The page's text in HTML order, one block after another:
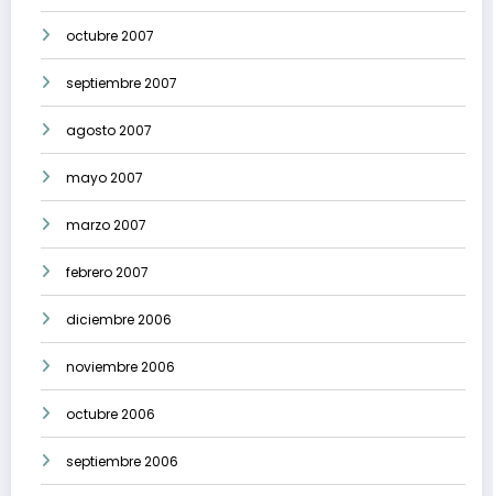
octubre 2007
septiembre 2007
agosto 2007
mayo 2007
marzo 2007
febrero 2007
diciembre 2006
noviembre 2006
octubre 2006
septiembre 2006